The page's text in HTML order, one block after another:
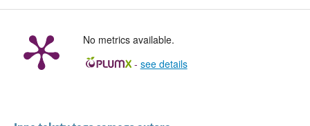
No metrics available.
- see details